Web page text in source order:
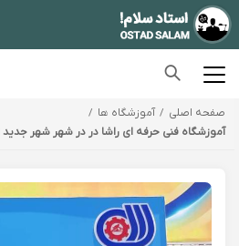
صفحه اصلی
آموزشگاه ها
آموزشگاه فنی حرفه ای راشا در در شهر شهر